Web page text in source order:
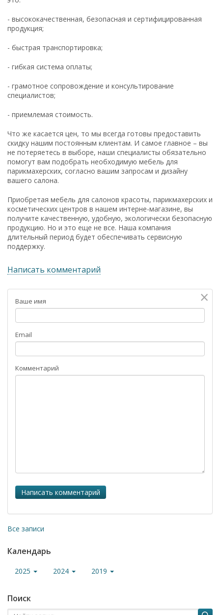
- высококачественная, безопасная и сертифицированная
продукция;
- быстрая транспортировка;
- гибкая система оплаты;
- грамотное сопровождение и консультирование
специалистов;
- приемлемая стоимость.
Что же касается цен, то мы всегда готовы предоставить
скидку нашим постоянным клиентам. И самое главное – вы
не потеряетесь в выборе, наши специалисты обязательно
помогут вам подобрать необходимую мебель для
парикмахерских, согласно вашим запросам и дизайну
вашего салона.
Приобретая мебель для салонов красоты, парикмахерских и
косметических центров в нашем интерне-магазине, вы
получите качественную, удобную, экологически безопасную
продукцию. Но и это еще не все. Наша компания
длительный период будет обеспечивать сервисную
поддержку.
Написать комментарий
×
Ваше имя
Email
Комментарий
Все записи
Календарь
2025 2024 2019
Поиск